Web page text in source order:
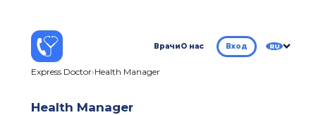
ВрачиО нас Вход RU
Express Doctor Health Manager
Health Manager